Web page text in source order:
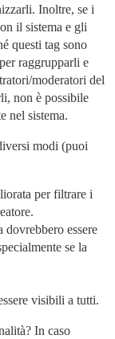
Inoltre, se i
il sistema e gli
questi tag sono
raggrupparli e
moderatori del
non è possibile
nel sistema.
modi (puoi
per filtrare i
essere
se la
visibili a tutti.
In caso